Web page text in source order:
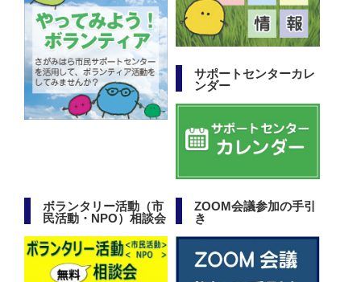
サポートセンターカレ
ンダー
ボランタリー活動（市
民活動・NPO）相談会
ZOOM会議参加の手引
き